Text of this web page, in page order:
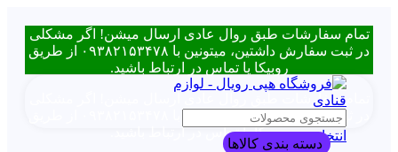
تمام سفارشات طبق روال عادی ارسال میشن! اگر مشکلی
در ثبت سفارش داشتین، میتونین با ۰۹۳۸۲۱۵۳۴۷۸ از طریق
روبیکا یا تماس در ارتباط باشید.
تمام سفارشات طبق روال عادی ارسال میشن! اگر مشکلی
روبیکا یا تماس در ارتباط باشید.انتخاب دسته بندی
دسته بندی کالاها